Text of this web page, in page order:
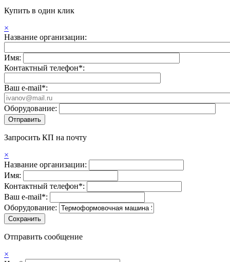
Купить в один клик
×
Название организации:
Имя:
Контактный телефон*:
Ваш e-mail*:
Оборудование:
Запросить КП на почту
×
Название организации:
Имя:
Контактный телефон*:
Ваш e-mail*:
Оборудование:
Отправить сообщение
×